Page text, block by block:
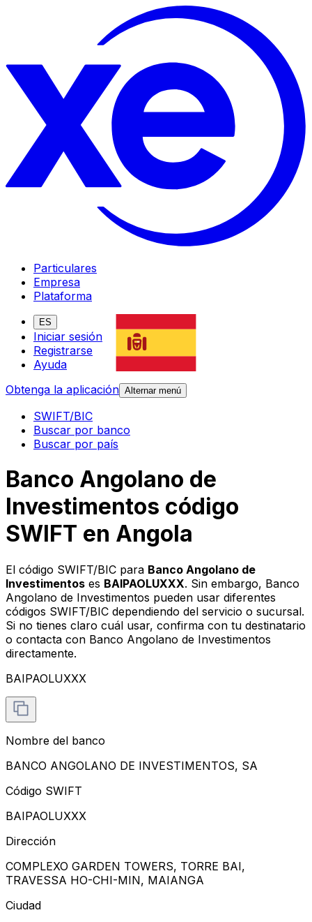
Particulares
Empresa
Plataforma
ES
Iniciar sesión
Registrarse
Ayuda
Obtenga la aplicación Alternar menú
SWIFT/BIC
Buscar por banco
Buscar por país
Banco Angolano de
Investimentos código
SWIFT en Angola
El código SWIFT/BIC para Banco Angolano de
Investimentos es BAIPAOLUXXX. Sin embargo, Banco
Angolano de Investimentos pueden usar diferentes
códigos SWIFT/BIC dependiendo del servicio o sucursal.
Si no tienes claro cuál usar, confirma con tu destinatario
o contacta con Banco Angolano de Investimentos
directamente.
BAIPAOLUXXX
Nombre del banco
BANCO ANGOLANO DE INVESTIMENTOS, SA
Código SWIFT
BAIPAOLUXXX
Dirección
COMPLEXO GARDEN TOWERS, TORRE BAI,
TRAVESSA HO-CHI-MIN, MAIANGA
Ciudad